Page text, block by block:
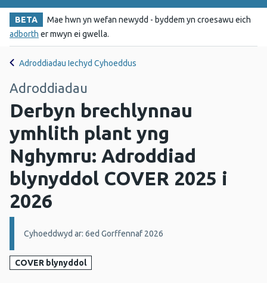
BETA
Mae hwn yn wefan newydd - byddem yn croesawu eich
adborth er mwyn ei gwella.
Adroddiadau Iechyd Cyhoeddus
Adroddiadau
Derbyn brechlynnau
ymhlith plant yng
Nghymru: Adroddiad
blynyddol COVER 2025 i
2026
Manylion:
Cyhoeddwyd ar: 6ed Gorffennaf 2026
COVER blynyddol